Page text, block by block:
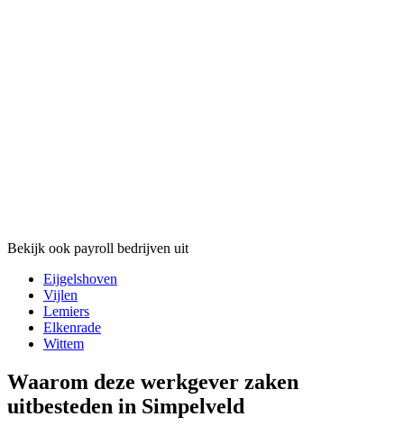
Bekijk ook payroll bedrijven uit
Eijgelshoven
Vijlen
Lemiers
Elkenrade
Wittem
Waarom deze werkgever zaken
uitbesteden in Simpelveld